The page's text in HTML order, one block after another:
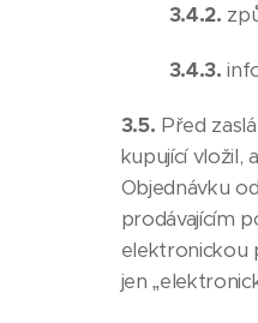
3.4.2.
3.4.3.
3.5. Před
kupující vložil,
Objednávku
prodávajícím
elektronickou
jen